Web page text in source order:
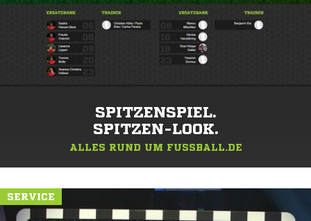
SPITZENSPIEL.
SPITZEN-LOOK.
ALLES RUND UM FUSSBALL.DE
SERVICE